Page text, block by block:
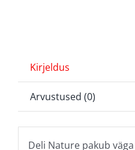
Kirjeldus
Arvustused (0)
Deli Nature pakub